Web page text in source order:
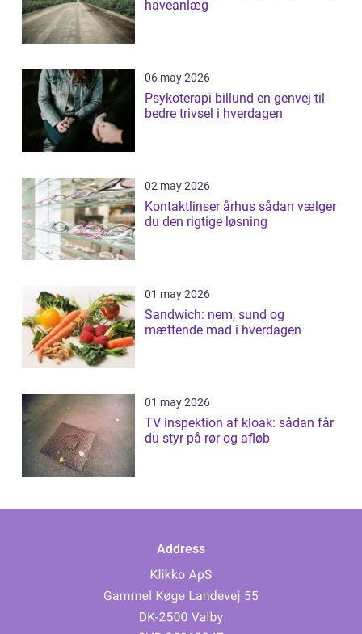
haveanlæg
06 may 2026
Psykoterapi billund en genvej til
bedre trivsel i hverdagen
02 may 2026
Kontaktlinser århus sådan vælger
du den rigtige løsning
01 may 2026
Sandwich: nem, sund og
mættende mad i hverdagen
01 may 2026
TV inspektion af kloak: sådan får
du styr på rør og afløb
Address